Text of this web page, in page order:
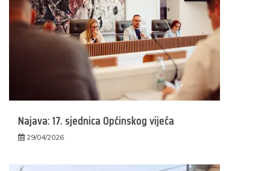
Najava: 17. sjednica Općinskog vijeća
29/04/2026